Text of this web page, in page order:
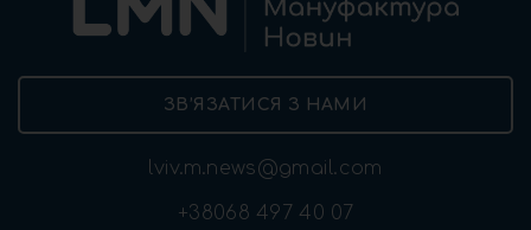
ЗВ’ЯЗАТИСЯ З НАМИ
lviv.m.news@gmail.com
+38068 497 40 07